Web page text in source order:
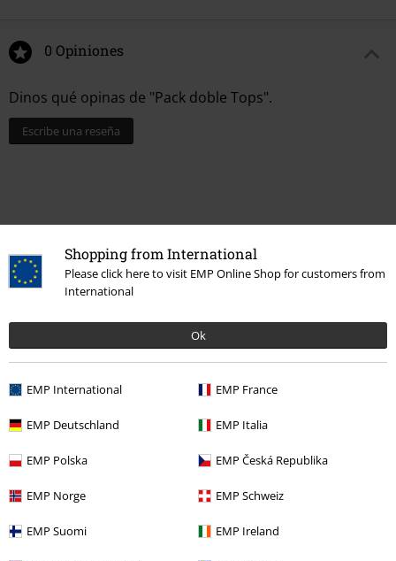
Shopping from International
Please click here to visit EMP Online Shop for customers from
International
Ok
EMP International EMP France
EMP Deutschland EMP Italia
EMP Polska EMP Česká Republika
EMP Norge EMP Schweiz
EMP Suomi EMP Ireland
0 Opiniones
Dinos qué opinas de "Pack doble Tops".
Escribe una reseña
Última visita
PVPRDesde